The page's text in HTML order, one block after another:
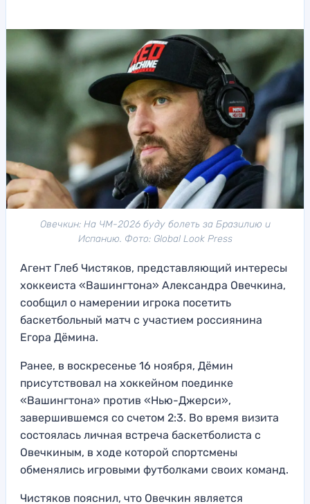
Овечкин: На ЧМ-2026 буду болеть за Бразилию и
Испанию. Фото: Global Look Press
Агент Глеб Чистяков, представляющий интересы
хоккеиста «Вашингтона» Александра Овечкина,
сообщил о намерении игрока посетить
баскетбольный матч с участием россиянина
Егора Дёмина.
Ранее, в воскресенье 16 ноября, Дёмин
присутствовал на хоккейном поединке
«Вашингтона» против «Нью-Джерси»,
завершившемся со счетом 2:3. Во время визита
состоялась личная встреча баскетболиста с
Овечкиным, в ходе которой спортсмены
обменялись игровыми футболками своих команд.
Чистяков пояснил, что Овечкин является